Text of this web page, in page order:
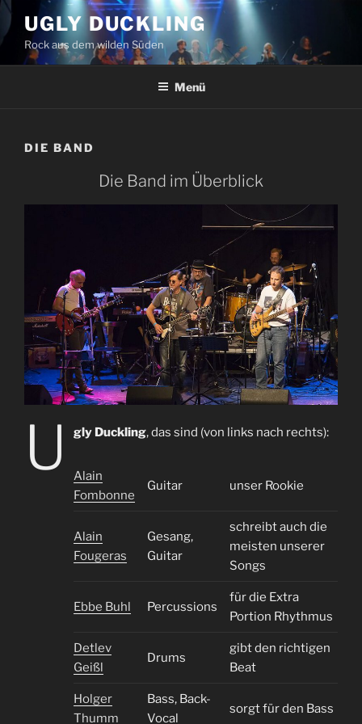
Zum
Inhalt
springen
UGLY DUCKLING
Rock aus dem wilden Süden
Menü
DIE BAND
Die Band im Überblick
U gly Duckling, das sind (von links nach rechts):
Alain
Fombonne
Guitar unser Rookie
Alain
Fougeras
Gesang,
Guitar
schreibt auch die
meisten unserer
Songs
Ebbe Buhl Percussions
für die Extra
Portion Rhythmus
Detlev
Geißl
Drums
gibt den richtigen
Beat
Holger
Thumm
Bass, Back-
Vocal
sorgt für den Bass